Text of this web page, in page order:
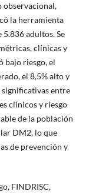
observacional,
la herramienta
adultos. Se
clínicas y
bajo riesgo, el
el 8,5% alto y
significativas entre
clínicos y riesgo
de la población
DM2, lo que
de prevención y
FINDRISC,